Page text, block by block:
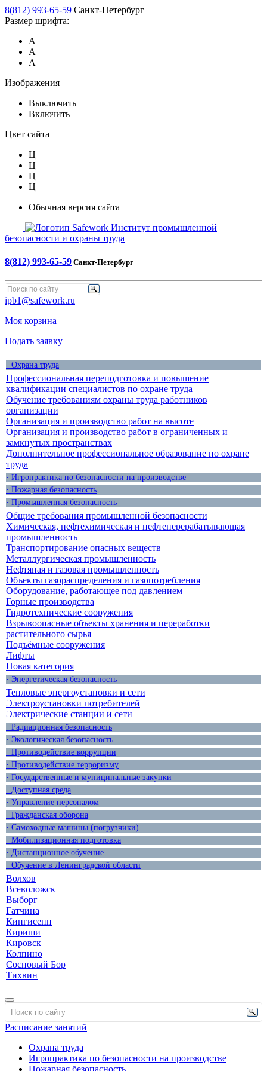
8(812) 993-65-59 Санкт-Петербург
Размер шрифта:
А
А
А
Изображения
Выключить
Включить
Цвет сайта
Ц
Ц
Ц
Ц
Обычная версия сайта
Safework Институт промышленной
безопасности и охраны труда
8(812) 993-65-59 Санкт-Петербург
ipb1@safework.ru
Моя корзина
Подать заявку
· Охрана труда
Профессиональная переподготовка и повышение
квалификации специалистов по охране труда
Обучение требованиям охраны труда работников
организации
Организация и производство работ на высоте
Организация и производство работ в ограниченных и
замкнутых пространствах
Дополнительное профессиональное образование по охране
труда
· Игропрактика по безопасности на производстве
· Пожарная безопасность
· Промышленная безопасность
Общие требования промышленной безопасности
Химическая, нефтехимическая и нефтеперерабатывающая
промышленность
Транспортирование опасных веществ
Металлургическая промышленность
Нефтяная и газовая промышленность
Объекты газораспределения и газопотребления
Оборудование, работающее под давлением
Горные производства
Гидротехнические сооружения
Взрывоопасные объекты хранения и переработки
растительного сырья
Подъёмные сооружения
Лифты
Новая категория
· Энергетическая безопасность
Тепловые энергоустановки и сети
Электроустановки потребителей
Электрические станции и сети
· Радиационная безопасность
· Экологическая безопасность
· Противодействие коррупции
· Противодействие терроризму
· Государственные и муниципальные закупки
· Доступная среда
· Управление персоналом
· Гражданская оборона
· Самоходные машины (погрузчики)
· Мобилизационная подготовка
· Дистанционное обучение
· Обучение в Ленинградской области
Волхов
Всеволожск
Выборг
Гатчина
Кингисепп
Кириши
Кировск
Колпино
Сосновый Бор
Тихвин
Расписание занятий
Охрана труда
Игропрактика по безопасности на производстве
Пожарная безопасность